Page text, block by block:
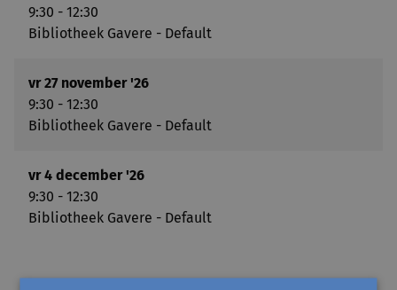
9:30 - 12:30
Bibliotheek Gavere - Default
vr 27 november '26
9:30 - 12:30
Bibliotheek Gavere - Default
vr 4 december '26
9:30 - 12:30
Bibliotheek Gavere - Default